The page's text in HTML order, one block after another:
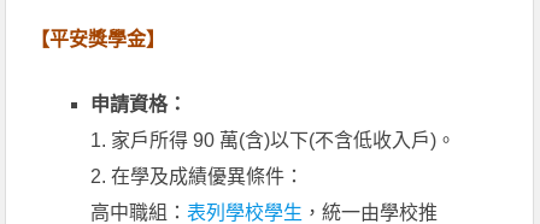
【平安獎學金】
申請資格：
1. 家戶所得 90 萬(含)以下(不含低收入戶)。
2. 在學及成績優異條件：
高中職組：表列學校學生 ，統一由學校推